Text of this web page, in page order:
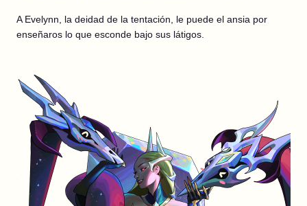
A Evelynn, la deidad de la tentación, le puede el ansia por
enseñaros lo que esconde bajo sus látigos.